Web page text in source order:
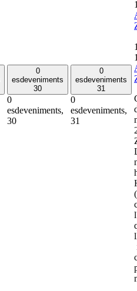
0
esdeveniments
30
0
esdeveniments,
30
0
esdeveniments
31
0
esdeveniments,
31